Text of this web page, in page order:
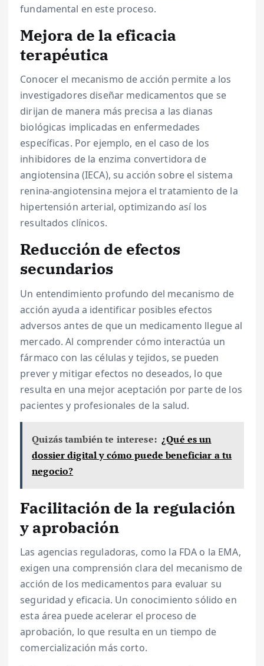
fundamental en este proceso.
Mejora de la eficacia
terapéutica
Conocer el mecanismo de acción permite a los
investigadores diseñar medicamentos que se
dirijan de manera más precisa a las dianas
biológicas implicadas en enfermedades
específicas. Por ejemplo, en el caso de los
inhibidores de la enzima convertidora de
angiotensina (IECA), su acción sobre el sistema
renina-angiotensina mejora el tratamiento de la
hipertensión arterial, optimizando así los
resultados clínicos.
Reducción de efectos
secundarios
Un entendimiento profundo del mecanismo de
acción ayuda a identificar posibles efectos
adversos antes de que un medicamento llegue al
mercado. Al comprender cómo interactúa un
fármaco con las células y tejidos, se pueden
prever y mitigar efectos no deseados, lo que
resulta en una mejor aceptación por parte de los
pacientes y profesionales de la salud.
Quizás también te interese: ¿Qué es un
dossier digital y cómo puede beneficiar a tu
negocio?
Facilitación de la regulación
y aprobación
Las agencias reguladoras, como la FDA o la EMA,
exigen una comprensión clara del mecanismo de
acción de los medicamentos para evaluar su
seguridad y eficacia. Un conocimiento sólido en
esta área puede acelerar el proceso de
aprobación, lo que resulta en un tiempo de
comercialización más corto.